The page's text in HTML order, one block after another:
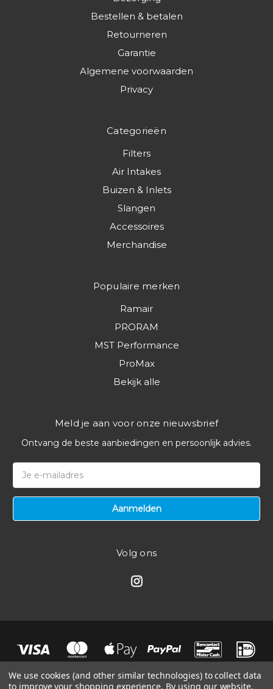
Bestellen & betalen
Retourneren
Garantie
Algemene voorwaarden
Privacy
Categorieën
Filters
Air Intakes
Buizen & Inlets
Slangen
Accessoires
Merchandise
Populaire merken
Ramair
PRORAM
MST Performance
ProMax
Bekijk alle
Meld je aan voor onze nieuwsbrief
Ontvang de beste aanbiedingen en persoonlijk advies.
mailadres
Volg ons
We use cookies (and other similar technologies) to collect data
to improve your shopping experience. By using our website,